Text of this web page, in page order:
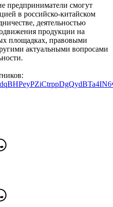
предприниматели смогут
в российско-китайском
деятельностью
продукции на
площадках, правовыми
актуальными вопросами